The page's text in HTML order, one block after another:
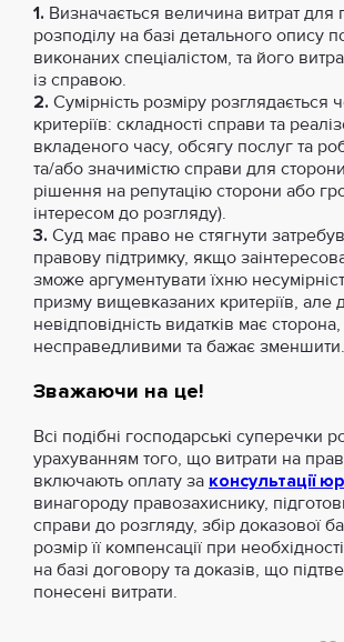
1. Визначається величина витрат для
розподілу на базі детального опису
виконаних спеціалістом, та його
із справою.
2. Сумірність розміру розглядається
критеріїв: складності справи та
вкладеного часу, обсягу послуг та
та/або значимістю справи для
рішення на репутацію сторони або
інтересом до розгляду).
3. Суд має право не стягнути
правову підтримку, якщо
зможе аргументувати їхню
призму вищевказаних критеріїв, але
невідповідність видатків має
несправедливими та бажає зменшити.
Зважаючи на це!
Всі подібні господарські суперечки
урахуванням того, що витрати на
включають оплату за консультації
винагороду правозахиснику,
справи до розгляду, збір доказової
розмір її компенсації при
на базі договору та доказів, що
понесені витрати.